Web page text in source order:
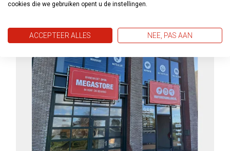
cookies die we gebruiken opent u de instellingen.
ACCEPTEER ALLES NEE, PAS AAN